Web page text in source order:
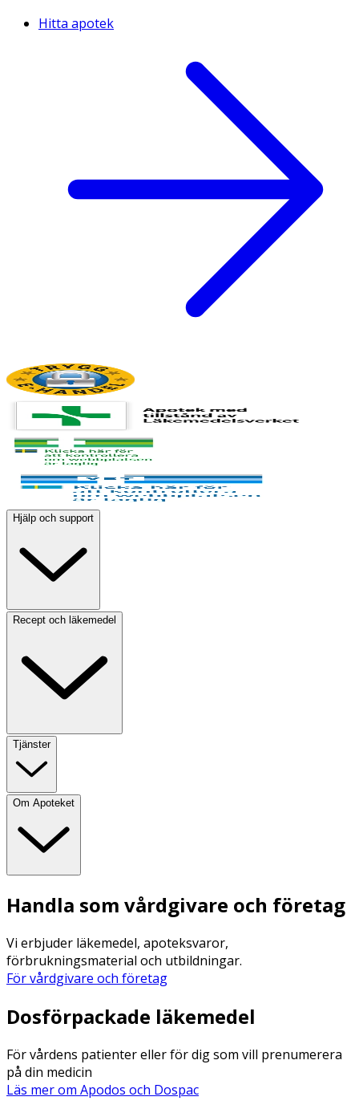
Hitta apotek
Hjälp och support
Recept och läkemedel
Tjänster
Om Apoteket
Handla som vårdgivare och företag
Vi erbjuder läkemedel, apoteksvaror,
förbrukningsmaterial och utbildningar.
För vårdgivare och företag
Dosförpackade läkemedel
För vårdens patienter eller för dig som vill prenumerera
på din medicin
Läs mer om Apodos och Dospac